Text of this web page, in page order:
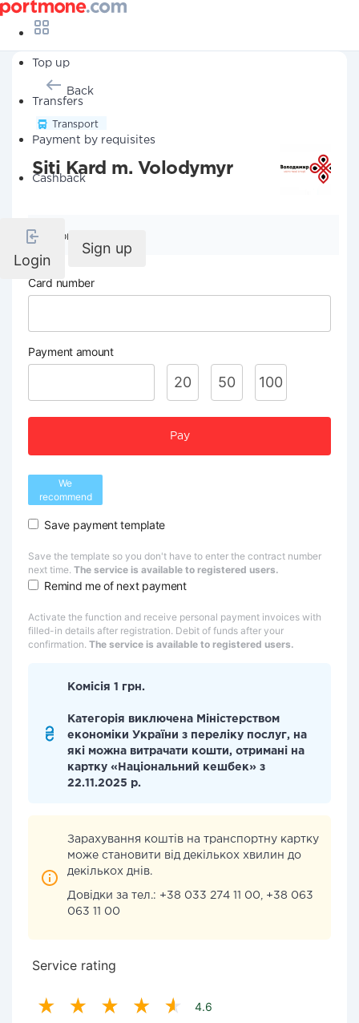
Top up
Transfers
Payment by requisites
Cashback
Login
Sign up
Back
Transport
Siti Kard m. Volodymyr
Company details
Card number
Payment amount
20 50 100
Pay
We
recommend
Save payment template
Save the template so you don't have to enter the contract number
next time. The service is available to registered users.
Remind me of next payment
Activate the function and receive personal payment invoices with
filled-in details after registration. Debit of funds after your
confirmation. The service is available to registered users.
Комісія 1 грн.
Категорія виключена Міністерством
економіки України з переліку послуг, на
які можна витрачати кошти, отримані на
картку «Національний кешбек» з
22.11.2025 р.
Зарахування коштів на транспортну картку
може становити від декількох хвилин до
декількох днів.
Довідки за тел.: +38 033 274 11 00, +38 063
063 11 00
Service rating
4.6